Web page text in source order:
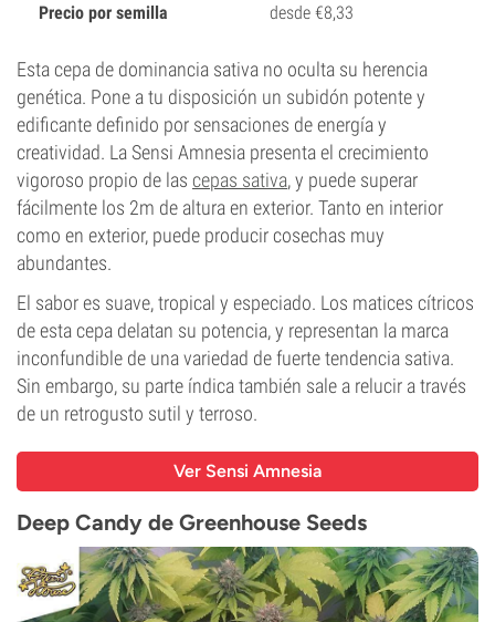
Precio por semilla
desde €8,33
Esta cepa de dominancia sativa no oculta su herencia
genética. Pone a tu disposición un subidón potente y
edificante definido por sensaciones de energía y
creatividad. La Sensi Amnesia presenta el crecimiento
vigoroso propio de las cepas sativa, y puede superar
fácilmente los 2m de altura en exterior. Tanto en interior
como en exterior, puede producir cosechas muy
abundantes.
El sabor es suave, tropical y especiado. Los matices cítricos
de esta cepa delatan su potencia, y representan la marca
inconfundible de una variedad de fuerte tendencia sativa.
Sin embargo, su parte índica también sale a relucir a través
de un retrogusto sutil y terroso.
Ver Sensi Amnesia
Deep Candy de Greenhouse Seeds